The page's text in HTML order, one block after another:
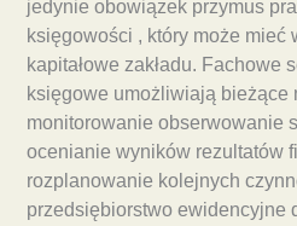
jedynie obowiązek przymus
księgowości , który może mieć
kapitałowe zakładu. Fachowe
księgowe umożliwiają bieżące
monitorowanie obserwowanie
ocenianie wyników rezultatów
rozplanowanie kolejnych
przedsiębiorstwo ewidencyjne